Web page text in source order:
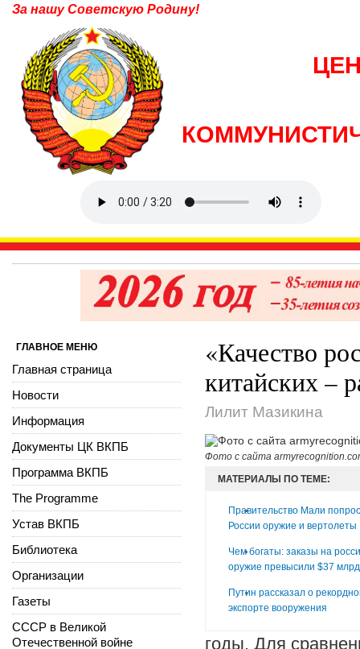
За нашу Советскую Родину!
«Качество
китайских –
Лилит Мазикина
Фото с сайта
МАТЕРИАЛЫ ПО ТЕМЕ:
Правительство Мали
России оружие и вертолеты
Чем богаты: заказы на
оружие превысили $37 млрд
Путин рассказал о
экспорте вооружения
годы. Для
ГЛАВНОЕ МЕНЮ
Главная страница
Новости
Информация
Документы ЦК ВКПБ
Программа ВКПБ
The Programme
Устав ВКПБ
Библиотека
Организации
Газеты
СССР в Великой
Отечественной войне